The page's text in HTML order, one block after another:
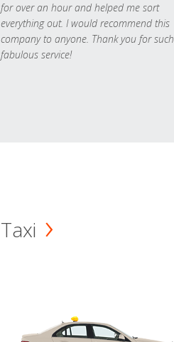
for over an hour and helped me sort
everything out. I would recommend this
company to anyone. Thank you for such
fabulous service!
Taxi